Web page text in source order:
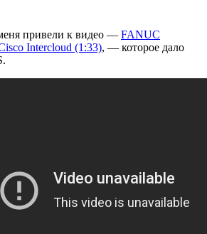
привели к видео — FANUC
Intercloud (1:33), — которое дало